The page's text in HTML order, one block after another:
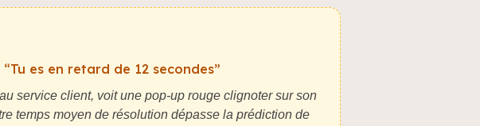
es en retard de 12 secondes”
service client, voit une pop-up rouge clignoter sur son
temps moyen de résolution dépasse la prédiction de